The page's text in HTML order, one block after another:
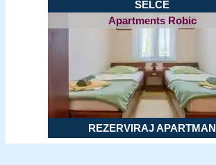
SELCE
Apartments Robic
REZERVIRAJ APARTMAN